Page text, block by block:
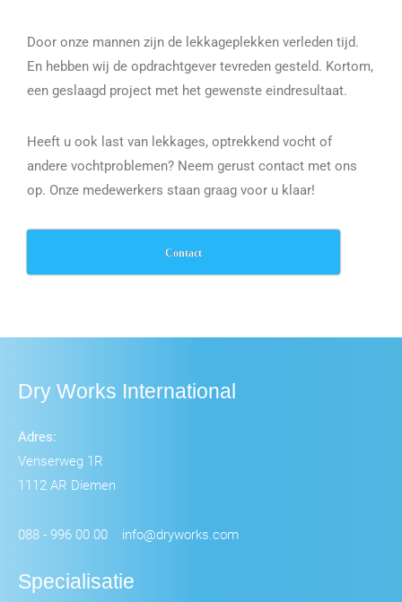
Door onze mannen zijn de lekkageplekken verleden tijd.
En hebben wij de opdrachtgever tevreden gesteld. Kortom,
een geslaagd project met het gewenste eindresultaat.
Heeft u ook last van lekkages, optrekkend vocht of
andere vochtproblemen? Neem gerust contact met ons
op. Onze medewerkers staan graag voor u klaar!
Contact
Dry Works International
Adres:
Venserweg 1R
1112 AR Diemen
088 - 996 00 00 info@dryworks.com
Specialisatie